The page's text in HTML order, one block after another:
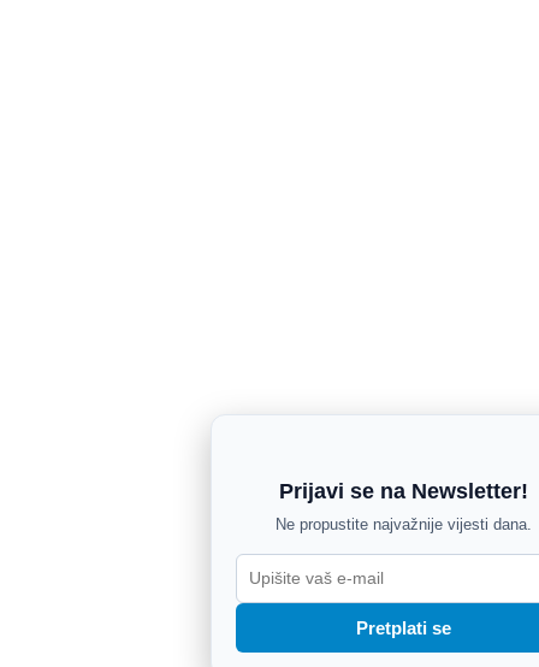
Prijavi se na Newsletter!
Ne propustite najvažnije vijesti dana.
Pretplati se